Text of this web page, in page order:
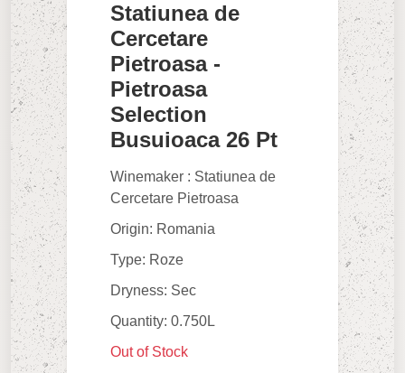
Statiunea de
Cercetare
Pietroasa -
Pietroasa
Selection
Busuioaca 26 Pt
Winemaker : Statiunea de
Cercetare Pietroasa
Origin: Romania
Type: Roze
Dryness: Sec
Quantity: 0.750L
Out of Stock